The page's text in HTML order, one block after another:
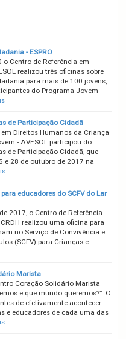
- ESPRO
Centro de Referência em
realizou três oficinas sobre
para mais de 100 jovens,
do Programa Jovem
de Participação Cidadã
Direitos Humanos da Criança
- AVESOL participou do
de Participação Cidadã, que
e 28 de outubro de 2017 na
educadores do SCFV do Lar
2017, o Centro de Referência
realizou uma oficina para
no Serviço de Convivência e
(SCFV) para Crianças e
Marista
Coração Solidário Marista
e que mundo queremos?”. O
de efetivamente acontecer.
e educadores de cada uma das